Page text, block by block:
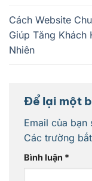
Cách Website
Giúp Tăng Khách
Nhiên
Để lại một
Email của
Các trường
Bình luận *